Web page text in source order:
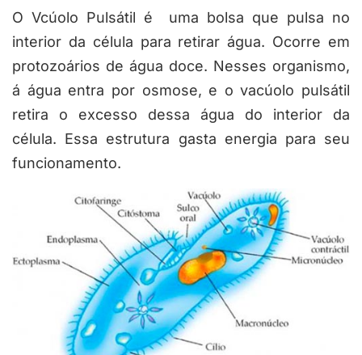
O Vcúolo Pulsátil é uma bolsa que pulsa no
interior da célula para retirar água. Ocorre em
protozoários de água doce. Nesses organismo,
á água entra por osmose, e o vacúolo pulsátil
retira o excesso dessa água do interior da
célula. Essa estrutura gasta energia para seu
funcionamento.